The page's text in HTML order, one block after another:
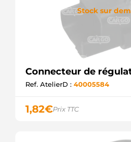
Stock sur
Connecteur de
Ref. AtelierD : 40005584
1,82€Prix TTC